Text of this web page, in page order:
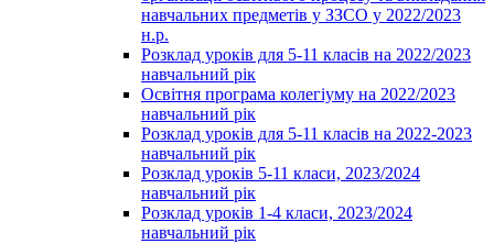
навчальних предметів у ЗЗСО у 2022/2023
н.р.
Розклад уроків для 5-11 класів на 2022/2023
навчальний рік
Освітня програма колегіуму на 2022/2023
навчальний рік
Розклад уроків для 5-11 класів на 2022-2023
навчальний рік
Розклад уроків 5-11 класи, 2023/2024
навчальний рік
Розклад уроків 1-4 класи, 2023/2024
навчальний рік